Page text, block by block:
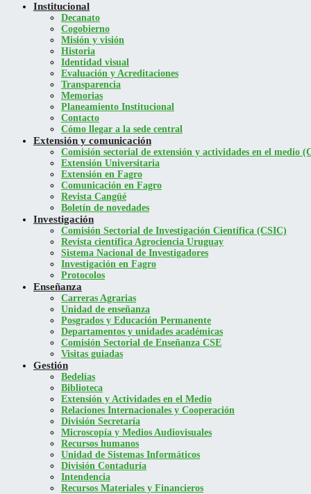
Institucional
Decanato
Cogobierno
Misión y visión
Historia
Identidad visual
Evaluación y Acreditaciones
Transparencia
Memorias
Planeamiento Institucional
Contacto
Cómo llegar a la sede central
Extensión y comunicación
Comisión sectorial de extensión y actividades en el medio
Extensión Universitaria
Extensión en Fagro
Comunicación en Fagro
Revista Cangüé
Boletín de novedades
Investigación
Comisión Sectorial de Investigación Científica (CSIC)
Revista científica Agrociencia Uruguay
Sistema Nacional de Investigadores
Investigación en Fagro
Protocolos
Enseñanza
Carreras Agrarias
Unidad de enseñanza
Posgrados y Educación Permanente
Departamentos y unidades académicas
Comisión Sectorial de Enseñanza CSE
Visitas guiadas
Gestión
Bedelías
Biblioteca
Extensión y Actividades en el Medio
Relaciones Internacionales y Cooperación
División Secretaría
Microscopía y Medios Audiovisuales
Recursos humanos
Unidad de Sistemas Informáticos
División Contaduría
Intendencia
Recursos Materiales y Financieros